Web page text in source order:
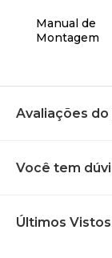
Manual de
Montagem
Avaliações
Você tem
Últimos Vistos